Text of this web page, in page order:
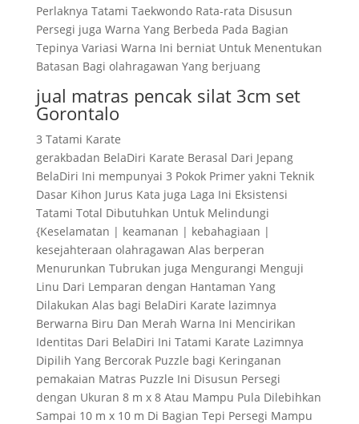
Perlaknya Tatami Taekwondo Rata-rata Disusun
Persegi juga Warna Yang Berbeda Pada Bagian
Tepinya Variasi Warna Ini berniat Untuk Menentukan
Batasan Bagi olahragawan Yang berjuang
jual matras pencak silat 3cm set
Gorontalo
3 Tatami Karate
gerakbadan BelaDiri Karate Berasal Dari Jepang
BelaDiri Ini mempunyai 3 Pokok Primer yakni Teknik
Dasar Kihon Jurus Kata juga Laga Ini Eksistensi
Tatami Total Dibutuhkan Untuk Melindungi
{Keselamatan | keamanan | kebahagiaan |
kesejahteraan olahragawan Alas berperan
Menurunkan Tubrukan juga Mengurangi Menguji
Linu Dari Lemparan dengan Hantaman Yang
Dilakukan Alas bagi BelaDiri Karate lazimnya
Berwarna Biru Dan Merah Warna Ini Mencirikan
Identitas Dari BelaDiri Ini Tatami Karate Lazimnya
Dipilih Yang Bercorak Puzzle bagi Keringanan
pemakaian Matras Puzzle Ini Disusun Persegi
dengan Ukuran 8 m x 8 Atau Mampu Pula Dilebihkan
Sampai 10 m x 10 m Di Bagian Tepi Persegi Mampu